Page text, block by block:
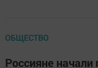
ОБЩЕСТВО
Россияне